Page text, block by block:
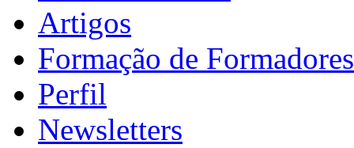
Artigos
Formação de Formadores
Perfil
Newsletters